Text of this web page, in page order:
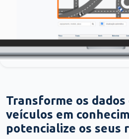
Transforme os dados
veículos em
potencialize os seus